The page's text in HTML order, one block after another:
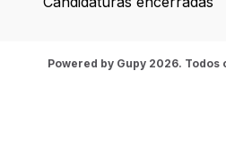
Powered by Gupy 2026.